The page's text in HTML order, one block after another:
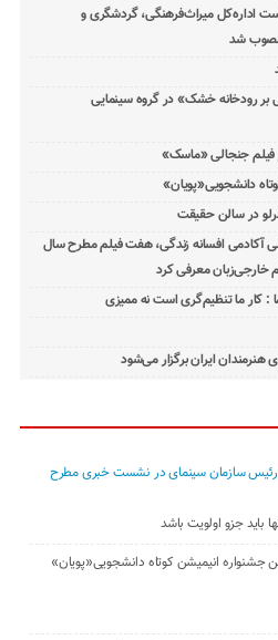
اداره‌کل میراث‌فرهنگی، گردشگری و
شد
بر رودخانه خشک» در گروه سینمایی
فیلم جنجالی «ماسک»
دانشجویی«پویان»
در سالن حقیقت
آکادمی افسانه زندگی، هفت فیلم مطرح سال
خارجی‌زبان معرفی کرد
: کار ما تنظیم‌گری است نه ممیزی
ایران برگزار می‌شود
رئیس سازمان سینمای در نشست خبری مطرح
باید جزو اولویت باشد
جشنواره انیمیشن کوتاه دانشجویی«پویان»